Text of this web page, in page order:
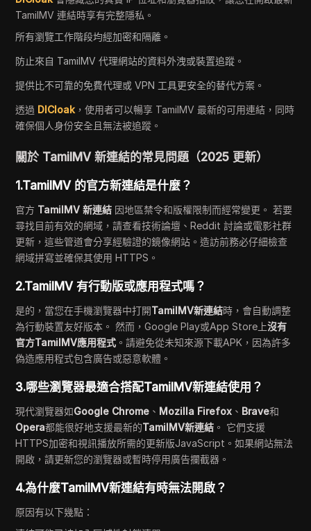
TamilMV 連結時享有完整隱私。
所有瀏覽工作階段均經加密和隔離。
防止來自 TamilMV 代理網站的資料外洩或裝置追蹤。
提供比不可靠的免費代理或 VPN 工具更安全的替代方案。
透過 DICloak ，使用者可以暢享 TamilMV 最新的可用連結，同時
確保個人身份安全且無法被追蹤。
關於 TamilMV 新連結的常見問題（2025 更新）
1.TamilMV 的官方新連結是什麼？
官方 TamilMV 新連結 因地區禁令和版權限制而經常變更。 若要
尋找目前有效的網域，請查看技術論壇、Reddit 討論或電影社群
更新，這些管道會分享經驗證的鏡像網站。造訪前務必仔細檢查
網域拼寫並確保其使用 HTTPS。
2.TamilMV 有行動版或應用程式嗎？
是的，當您在手機瀏覽器中打開TamilMV新連結時，會自動調整
為行動裝置友好版本。 然而，Google Play或App Store上沒有
官方TamilMV應用程式 。請避免從未知來源下載APK，因為許多
偽造應用程式包含廣告或惡意軟體。
3.哪些瀏覽器最適合搭配TamilMV新連結使用？
現代瀏覽器如Google Chrome 、 Mozilla Firefox 、 Brave和
Opera都能很好地支援最新的TamilMV新連結 。 它們支援
HTTPS加密和視訊播放所需的更新版JavaScript。如果網站無法
開啟，請更新您的瀏覽器或暫時停用廣告攔截器。
4.為什麼TamilMV新連結有時無法開啟？
原因有以下幾點：